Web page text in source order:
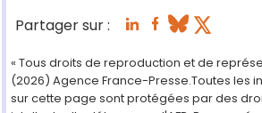
Partager sur :
« Tous droits de reproduction et de
(2026) Agence France-Presse.Toutes les
sur cette page sont protégées par des